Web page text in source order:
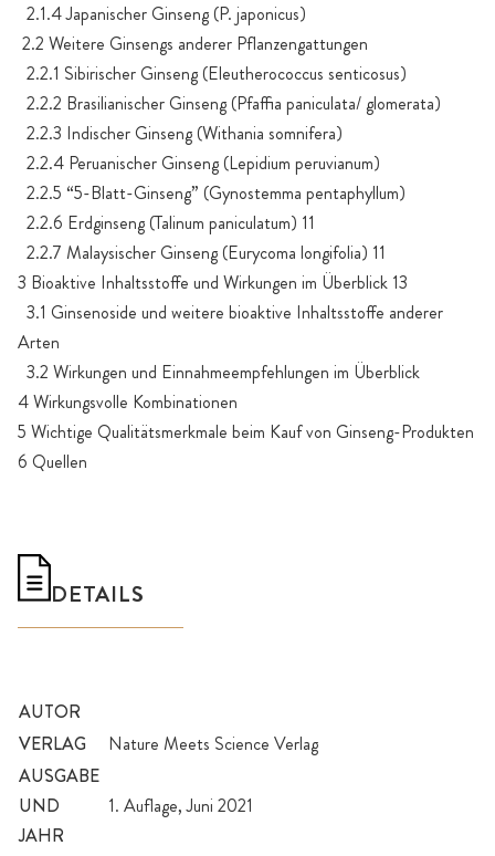
2.1.4 Japanischer Ginseng (P. japonicus)
2.2 Weitere Ginsengs anderer Pflanzengattungen
2.2.1 Sibirischer Ginseng (Eleutherococcus senticosus)
2.2.2 Brasilianischer Ginseng (Pfaffia paniculata/ glomerata)
2.2.3 Indischer Ginseng (Withania somnifera)
2.2.4 Peruanischer Ginseng (Lepidium peruvianum)
2.2.5 “5-Blatt-Ginseng” (Gynostemma pentaphyllum)
2.2.6 Erdginseng (Talinum paniculatum) 11
2.2.7 Malaysischer Ginseng (Eurycoma longifolia) 11
3 Bioaktive Inhaltsstoffe und Wirkungen im Überblick 13
3.1 Ginsenoside und weitere bioaktive Inhaltsstoffe anderer
Arten
3.2 Wirkungen und Einnahmeempfehlungen im Überblick
4 Wirkungsvolle Kombinationen
5 Wichtige Qualitätsmerkmale beim Kauf von Ginseng-Produkten
6 Quellen
DETAILS
AUTOR
VERLAG
Nature Meets Science Verlag
AUSGABE
UND
JAHR
1. Auflage, Juni 2021